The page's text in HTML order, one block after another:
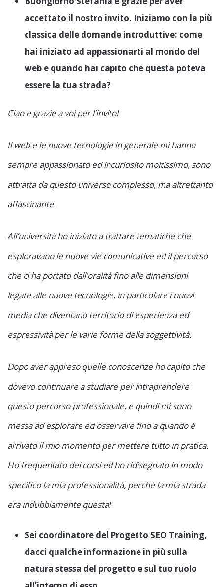
accettato il nostro invito. Iniziamo con la più
classica delle domande introduttive: come
hai iniziato ad appassionarti al mondo del
web e quando hai capito che questa poteva
essere la tua strada?
Ciao e grazie a voi per l’invito!
Il web e le nuove tecnologie in generale mi hanno
sempre appassionato ed incuriosito moltissimo, sono
attratta da questo universo complesso, ma altrettanto
affascinante.
All’università ho iniziato a trattare tematiche che
esploravano le nuove vie comunicative ed il percorso
che ci ha portato dall’oralità fino alle dimensioni
legate alle nuove tecnologie, in particolare i nuovi
media che diventano territorio di esperienza ed
espressività per le varie forme della soggettività.
Dopo aver appreso quelle conoscenze ho capito che
dovevo continuare a studiare per intraprendere
questo percorso professionale, e quindi mi sono
messa ad esplorare ed osservare fino a quando è
arrivato il mio momento per mettere tutto in pratica.
Ho frequentato dei corsi ed ho ridisegnato in modo
specifico la mia professionalità, perché la mia strada
era indubbiamente questa!
Sei coordinatore del Progetto SEO Training,
dacci qualche informazione in più sulla
natura stessa del progetto e sul tuo ruolo